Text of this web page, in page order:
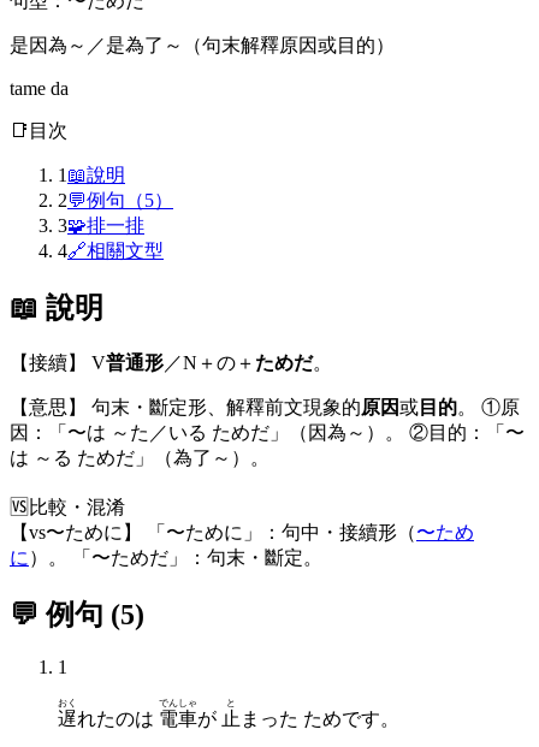
是因為～／是為了～（句末解釋原因或目的）
tame da
📑 目次
1 📖說明
2💬例句（5）
3🧩排一排
4🔗相關文型
📖 說明
【接續】 V普通形／N＋の＋ ためだ。
【意思】 句末・斷定形、解釋前文現象的原因或 目的。 ①原
因：「〜は ～た／いる ためだ」（因為～）。 ②目的：「〜
は ～る ためだ」（為了～）。
🆚 比較・混淆
【vs〜ために】 「〜ために」：句中・接續形（〜ため
に ）。 「〜ためだ」：句末・斷定。
💬 例句 (5)
1
遅
おく
れたのは 電車
でんしゃ
が 止
と
まった ためです。